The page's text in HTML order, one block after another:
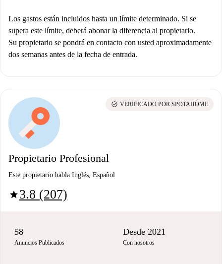
Los gastos están incluidos hasta un límite determinado. Si se
supera este límite, deberá abonar la diferencia al propietario.
Su propietario se pondrá en contacto con usted aproximadamente
dos semanas antes de la fecha de entrada.
Propietario Profesional
Este propietario habla Inglés, Español
star3.8 (207)
check_circle VERIFICADO POR SPOTAHOME
58
Anuncios Publicados
Desde 2021
Con nosotros